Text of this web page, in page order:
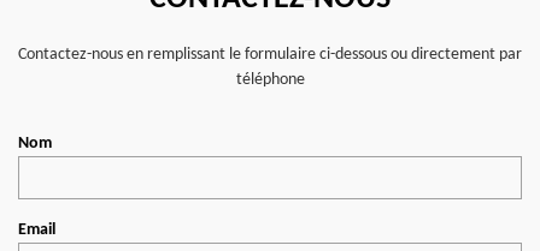
Contactez-nous en remplissant le formulaire ci-dessous ou directement par
téléphone
Nom
Email